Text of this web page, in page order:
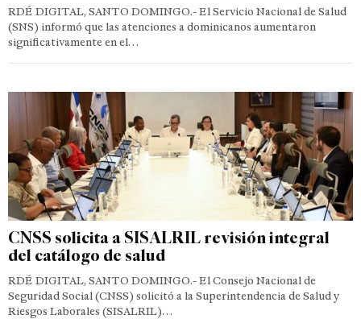
RDÉ DIGITAL, SANTO DOMINGO.- El Servicio Nacional de Salud
(SNS) informó que las atenciones a dominicanos aumentaron
significativamente en el…
CNSS solicita a SISALRIL revisión integral
del catálogo de salud
RDÉ DIGITAL, SANTO DOMINGO.- El Consejo Nacional de
Seguridad Social (CNSS) solicitó a la Superintendencia de Salud y
Riesgos Laborales (SISALRIL)…